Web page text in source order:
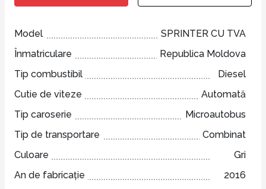
Model
SPRINTER CU TVA
Înmatriculare
Republica Moldova
Tip combustibil
Diesel
Cutie de viteze
Automată
Tip caroserie
Microautobus
Tip de transportare
Combinat
Culoare
Gri
An de fabricație
2016